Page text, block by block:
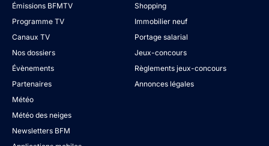
Émissions BFMTV
Programme TV
Canaux TV
Nos dossiers
Évènements
Partenaires
Météo
Météo des neiges
Newsletters BFM
Shopping
Immobilier neuf
Portage salarial
Jeux-concours
Règlements jeux-concours
Annonces légales